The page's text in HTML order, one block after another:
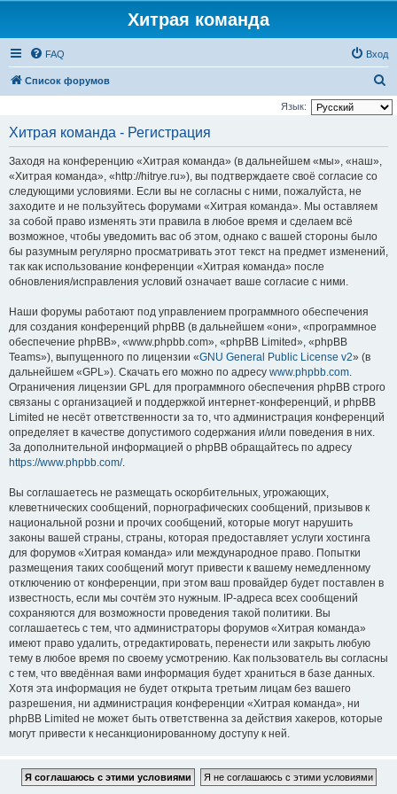
Хитрая команда
FAQ Вход
Список форумов
о
Язык:
Хитрая команда - Регистрация
Заходя на конференцию «Хитрая команда» (в дальнейшем «мы», «наш»,
«Хитрая команда», «http://hitrye.ru»), вы подтверждаете своё согласие со
следующими условиями. Если вы не согласны с ними, пожалуйста, не
заходите и не пользуйтесь форумами «Хитрая команда». Мы оставляем
за собой право изменять эти правила в любое время и сделаем всё
возможное, чтобы уведомить вас об этом, однако с вашей стороны было
бы разумным регулярно просматривать этот текст на предмет изменений,
так как использование конференции «Хитрая команда» после
обновления/исправления условий означает ваше согласие с ними.
Наши форумы работают под управлением программного обеспечения
для создания конференций phpBB (в дальнейшем «они», «программное
обеспечение phpBB», «www.phpbb.com», «phpBB Limited», «phpBB
Teams»), выпущенного по лицензии «GNU General Public License v2» (в
дальнейшем «GPL»). Скачать его можно по адресу www.phpbb.com.
Ограничения лицензии GPL для программного обеспечения phpBB строго
связаны с организацией и поддержкой интернет-конференций, и phpBB
Limited не несёт ответственности за то, что администрация конференций
определяет в качестве допустимого содержания и/или поведения в них.
За дополнительной информацией о phpBB обращайтесь по адресу
https://www.phpbb.com/.
Вы соглашаетесь не размещать оскорбительных, угрожающих,
клеветнических сообщений, порнографических сообщений, призывов к
национальной розни и прочих сообщений, которые могут нарушить
законы вашей страны, страны, которая предоставляет услуги хостинга
для форумов «Хитрая команда» или международное право. Попытки
размещения таких сообщений могут привести к вашему немедленному
отключению от конференции, при этом ваш провайдер будет поставлен в
известность, если мы сочтём это нужным. IP-адреса всех сообщений
сохраняются для возможности проведения такой политики. Вы
соглашаетесь с тем, что администраторы форумов «Хитрая команда»
имеют право удалить, отредактировать, перенести или закрыть любую
тему в любое время по своему усмотрению. Как пользователь вы согласны
с тем, что введённая вами информация будет храниться в базе данных.
Хотя эта информация не будет открыта третьим лицам без вашего
разрешения, ни администрация конференции «Хитрая команда», ни
phpBB Limited не может быть ответственна за действия хакеров, которые
могут привести к несанкционированному доступу к ней.